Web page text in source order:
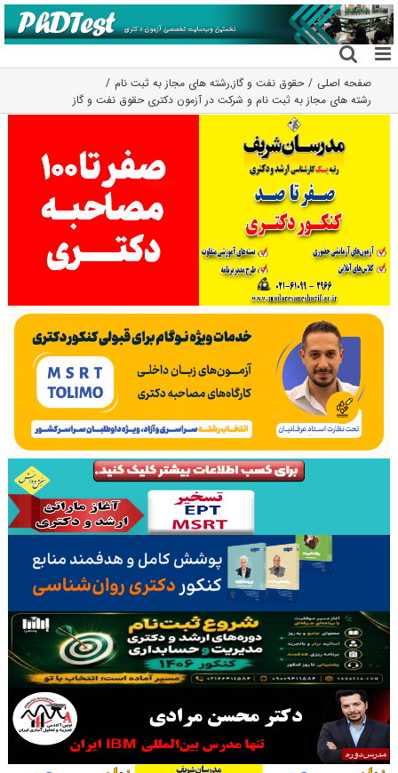
رفتن
به
محتوا
صفحه اصلی حقوق نفت و گاز,رشته های مجاز به ثبت نام
رشته های مجاز به ثبت نام و شرکت در آزمون دکتری حقوق نفت و گاز